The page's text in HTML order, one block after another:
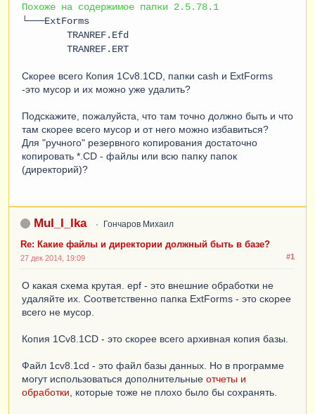
Похоже на содержимое папки 2.5.78.1
└───ExtForms
TRANREF.Efd
TRANREF.ERT
Скорее всего Копия 1Cv8.1CD, папки cash и ExtForms
-это мусор и их можно уже удалить?
Подскажите, пожалуйста, что там точно должно быть и что
там скорее всего мусор и от него можно избавиться?
Для "ручного" резервного копирования достаточно
копировать *.CD - файлы или всю папку папок
(директорий)?
MuI_I_Ika Гончаров Михаил
Re: Какие файлы и директории должный быть в базе?
#1
27 дек 2014, 19:09
О какая схема крутая. epf - это внешние обработки не
удаляйте их. Соответственно папка ExtForms - это скорее
всего не мусор.
Копия 1Cv8.1CD - это скорее всего архивная копия базы.
Файл 1cv8.1cd - это файл базы данных. Но в программе
могут использоваться дополнительные отчеты и
обработки , которые тоже не плохо было бы сохранять.